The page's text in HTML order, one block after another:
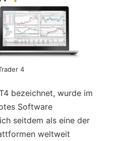
4
bezeichnet, wurde im
Software
seitdem als eine der
weltweit